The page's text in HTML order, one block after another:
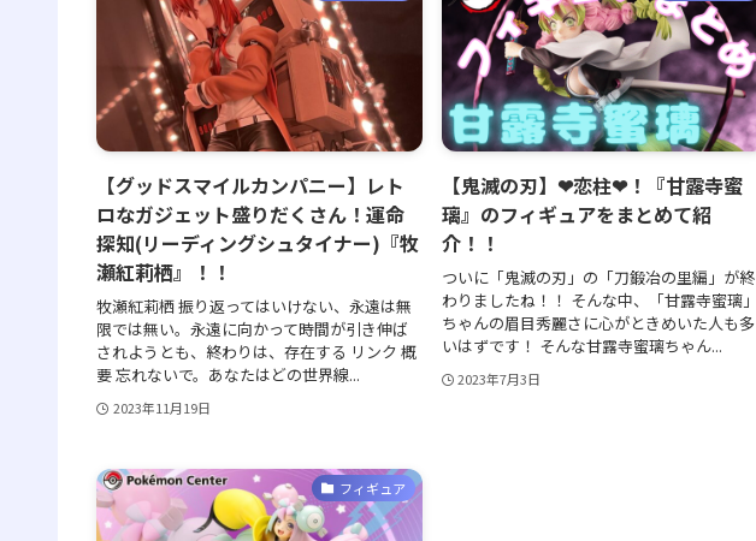
【グッドスマイルカンパニー】レト
ロなガジェット盛りだくさん！運命
探知(リーディングシュタイナー)『牧
瀬紅莉栖』！！
牧瀬紅莉栖 振り返ってはいけない、永遠は無
限では無い。永遠に向かって時間が引き伸ば
されようとも、終わりは、存在する リンク 概
要 忘れないで。あなたはどの世界線...
2023年11月19日
【鬼滅の刃】❤恋柱❤！『甘露寺蜜
璃』のフィギュアをまとめて紹
介！！
ついに「鬼滅の刃」の「刀鍛冶の里編」が終
わりましたね！！ そんな中、「甘露寺蜜璃」
ちゃんの眉目秀麗さに心がときめいた人も多
いはずです！ そんな甘露寺蜜璃ちゃん...
2023年7月3日
フィギュア